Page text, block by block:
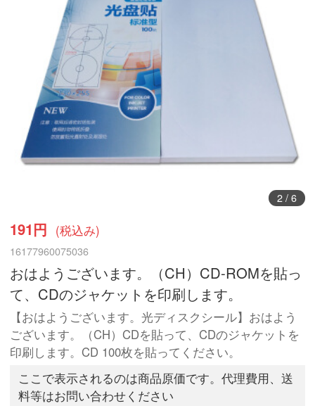
2/ 6
191円 (税込み)
16177960075036
おはようございます。（CH）CD-ROMを貼っ
て、CDのジャケットを印刷します。
【おはようございます。光ディスクシール】おはよう
ございます。（CH）CDを貼って、CDのジャケットを
印刷します。CD 100枚を貼ってください。
ここで表示されるのは商品原価です。代理費用、送
料等はお問い合わせください